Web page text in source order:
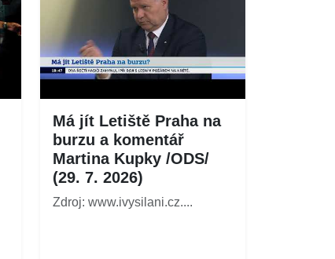
Má jít Letiště Praha na
burzu a komentář
Martina Kupky /ODS/
(29. 7. 2026)
Zdroj: www.ivysilani.cz....